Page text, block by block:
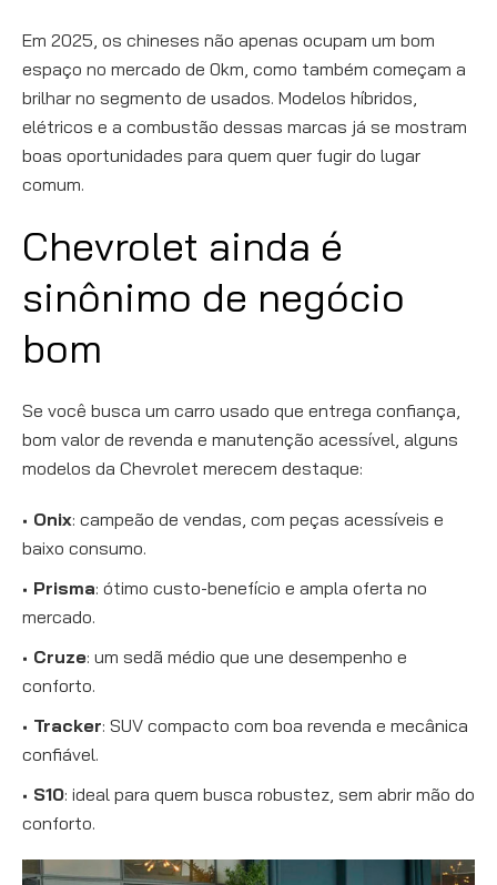
Em 2025, os chineses não apenas ocupam um bom
espaço no mercado de 0km, como também começam a
brilhar no segmento de usados. Modelos híbridos,
elétricos e a combustão dessas marcas já se mostram
boas oportunidades para quem quer fugir do lugar
comum.
Chevrolet ainda é
sinônimo de negócio
bom
Se você busca um carro usado que entrega confiança,
bom valor de revenda e manutenção acessível, alguns
modelos da Chevrolet merecem destaque:
Onix: campeão de vendas, com peças acessíveis e
baixo consumo.
Prisma: ótimo custo-benefício e ampla oferta no
mercado.
Cruze: um sedã médio que une desempenho e
conforto.
Tracker: SUV compacto com boa revenda e mecânica
confiável.
S10: ideal para quem busca robustez, sem abrir mão do
conforto.